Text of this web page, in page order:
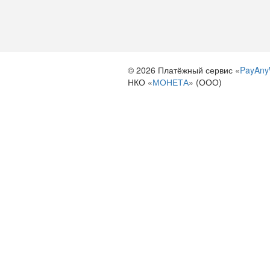
© 2026 Платёжный сервис «
НКО «МОНЕТА» (ООО)